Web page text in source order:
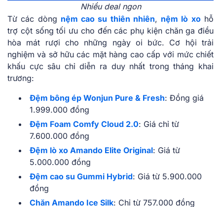
Nhiều deal ngon
Từ các dòng nệm cao su thiên nhiên, nệm lò xohỗ
trợ cột sống tối ưu cho đến các phụ kiện chăn ga điều
hòa mát rượi cho những ngày oi bức. Cơ hội trải
nghiệm và sở hữu các mặt hàng cao cấp với mức chiết
khấu cực sâu chỉ diễn ra duy nhất trong tháng khai
trương:
Đệm bông ép Wonjun Pure & Fresh: Đồng giá
1.999.000 đồng
Đệm Foam Comfy Cloud 2.0: Giá chỉ từ
7.600.000 đồng
Đệm lò xo Amando Elite Original: Giá từ
5.000.000 đồng
Đệm cao su Gummi Hybrid: Giá từ 5.900.000
đồng
Chăn Amando Ice Silk: Chỉ từ 757.000 đồng